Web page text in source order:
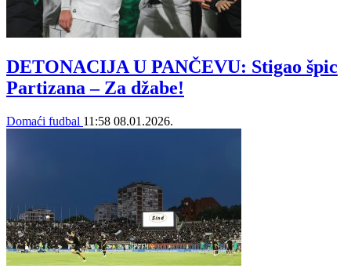
DETONACIJA U PANČEVU: Stigao špic
Partizana – Za džabe!
Domaći fudbal 11:58 08.01.2026.